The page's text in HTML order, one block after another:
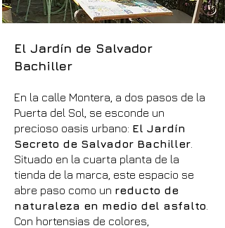
El Jardín de Salvador
Bachiller
En la calle Montera, a dos pasos de la
Puerta del Sol, se esconde un
precioso oasis urbano: El Jardín
Secreto de Salvador Bachiller
Situado en la cuarta planta de la
tienda de la marca, este espacio se
abre paso como un reducto de
naturaleza en medio del asfalto
Con hortensias de colores,